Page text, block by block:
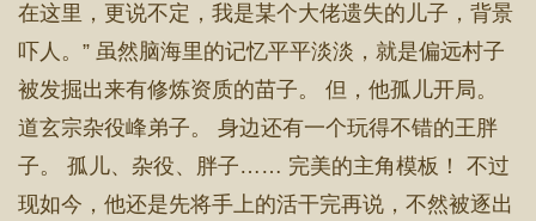
在这里，更说不定，我是某个大佬遗失的儿子，背景
吓人。” 虽然脑海里的记忆平平淡淡，就是偏远村子
被发掘出来有修炼资质的苗子。 但，他孤儿开局。
道玄宗杂役峰弟子。 身边还有一个玩得不错的王胖
子。 孤儿、杂役、胖子…… 完美的主角模板！ 不过
现如今，他还是先将手上的活干完再说，不然被逐出